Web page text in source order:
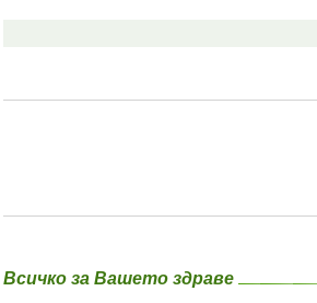
Всичко за Вашето здраве